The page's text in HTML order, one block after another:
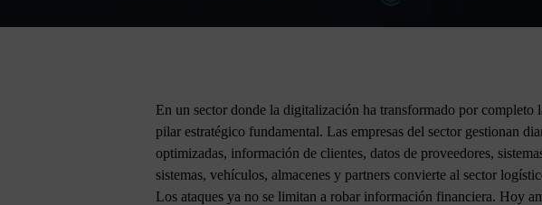
En un sector donde la digitalización ha transformado por completo
pilar estratégico fundamental. Las empresas del sector gestionan
optimizadas, información de clientes, datos de proveedores,
sistemas, vehículos, almacenes y partners convierte al sector
Los ataques ya no se limitan a robar información financiera. Hoy